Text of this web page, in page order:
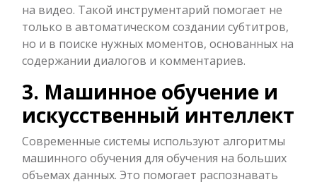
на видео. Такой инструментарий помогает не
только в автоматическом создании субтитров,
но и в поиске нужных моментов, основанных на
содержании диалогов и комментариев.
3. Машинное обучение и
искусственный интеллект
Современные системы используют алгоритмы
машинного обучения для обучения на больших
объемах данных. Это помогает распознавать